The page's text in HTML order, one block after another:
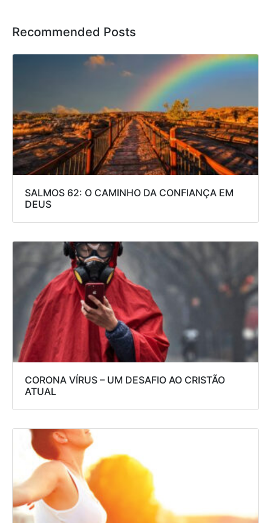
Recommended Posts
SALMOS 62: O CAMINHO DA CONFIANÇA EM
DEUS
CORONA VÍRUS – UM DESAFIO AO CRISTÃO
ATUAL